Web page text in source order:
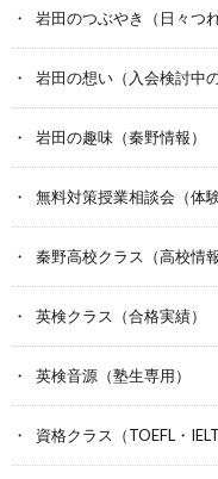
岩田のつぶやき（日々つれ
岩田の想い（入会検討中の
岩田の趣味（秦野情報）
無料対策授業相談会（体験
秦野高校クラス（高校情報
英検クラス（合格実績）
英検音源（塾生専用）
資格クラス（TOEFL・